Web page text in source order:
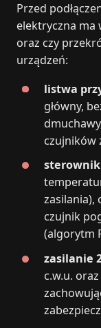
Przed
elektryczna ma
oraz czy
urządzeń:
listwa
główny,
czujników
sterownik
zasilania),
czujnik
(algorytm
zasilanie
c.w.u.